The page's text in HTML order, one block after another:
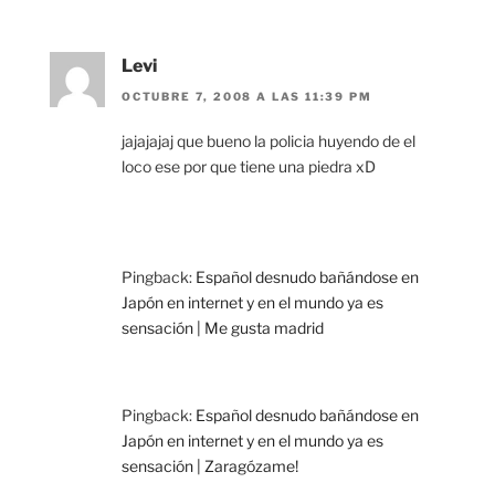
Levi
OCTUBRE 7, 2008 A LAS 11:39 PM
jajajajaj que bueno la policia huyendo de el
loco ese por que tiene una piedra xD
Pingback: Español desnudo bañándose en
Japón en internet y en el mundo ya es
sensación | Me gusta madrid
Pingback: Español desnudo bañándose en
Japón en internet y en el mundo ya es
sensación | Zaragózame!